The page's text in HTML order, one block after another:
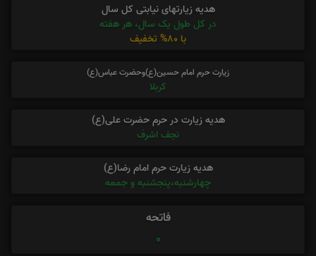
هدیه زیارتهای نیابتی کل سال
در کل طول یک سال، هر هفته
با 80% تخفیف
زیارت حرم امام حسین(ع)وحضرت عباس(ع)
کربلا
هدیه زیارت در حرم حضرت علی(ع)
نجف اشرف
هدیه زیارت حرم امام رضا(ع)
چهارشنبه،پنجشنبه و جمعه
فاتحه
0